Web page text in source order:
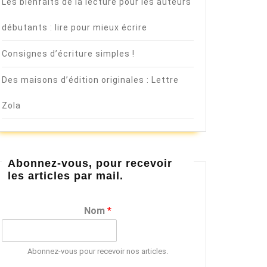
débutants : lire pour mieux écrire
Consignes d’écriture simples !
Des maisons d’édition originales : Lettre
Zola
Abonnez-vous, pour recevoir
les articles par mail.
Nom *
Abonnez-vous pour recevoir nos articles.